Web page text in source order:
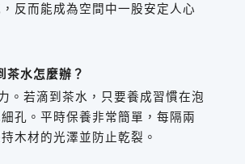
反而能成為空間中一股安定人心
茶水怎麼辦？
。若滴到茶水，只要養成習慣在泡
孔。平時保養非常簡單，每隔兩
木材的光澤並防止乾裂。